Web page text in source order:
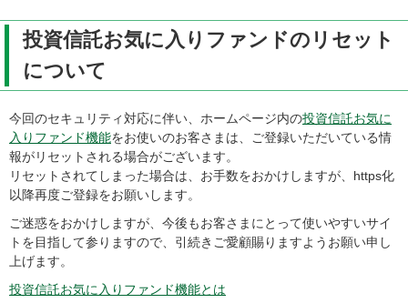
投資信託お気に入りファンドのリセット
について
今回のセキュリティ対応に伴い、ホームページ内の投資信託お気に
入りファンド機能をお使いのお客さまは、ご登録いただいている情
報がリセットされる場合がございます。
リセットされてしまった場合は、お手数をおかけしますが、https化
以降再度ご登録をお願いします。
ご迷惑をおかけしますが、今後もお客さまにとって使いやすいサイ
トを目指して参りますので、引続きご愛顧賜りますようお願い申し
上げます。
投資信託お気に入りファンド機能とは